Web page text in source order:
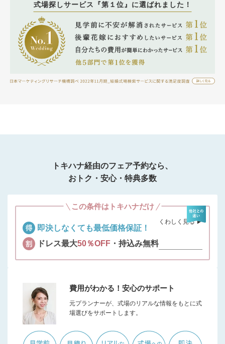
式場探しサービス『第１位』に選ばれました！
トキハナ経由のフェア予約なら、
おトク・安心・特典多数
この条件はトキハナだけ
即決しなくても最低価格保証！
ドレス最大50％OFF ・持込み無料
くわしく見る ▶︎
費用がわかる！安心のサポート
元プランナーが、式場のリアルな情報をもとに式
場選びをサポートします。